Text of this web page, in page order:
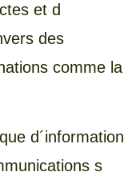
et d
des
comme la
d´information
s